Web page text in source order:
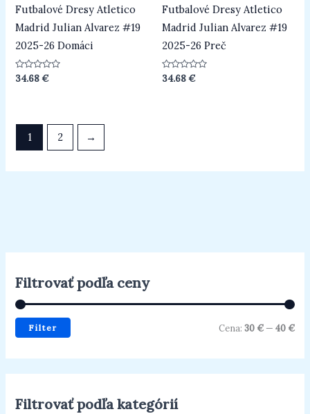
Filtrovať podľa ceny
Filter Cena: 30 €— 40 €
Filtrovať podľa kategórií
Futbalové Dresy Atletico
Madrid Julian Alvarez #19
2025-26 Domáci
Hodnotenie
0
34.68€
Futbalové Dresy Atletico
Madrid Julian Alvarez #19
2025-26 Preč
Hodnotenie
0
34.68€
1 2 →